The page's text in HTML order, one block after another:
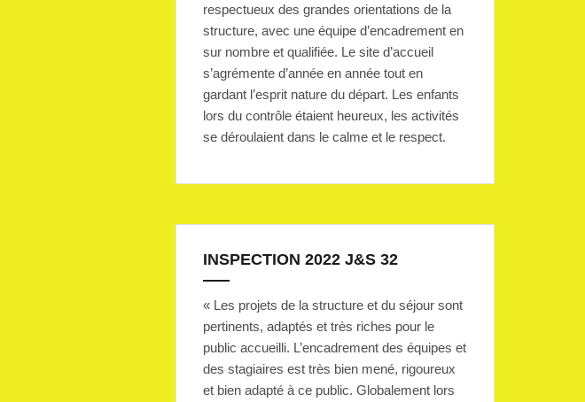
respectueux des grandes orientations de la
structure, avec une équipe d’encadrement en
sur nombre et qualifiée. Le site d’accueil
s’agrémente d’année en année tout en
gardant l’esprit nature du départ. Les enfants
lors du contrôle étaient heureux, les activités
se déroulaient dans le calme et le respect.
INSPECTION 2022 J&S 32
« Les projets de la structure et du séjour sont
pertinents, adaptés et très riches pour le
public accueilli. L’encadrement des équipes et
des stagiaires est très bien mené, rigoureux
et bien adapté à ce public. Globalement lors